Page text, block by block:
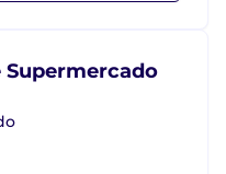
Supermercado